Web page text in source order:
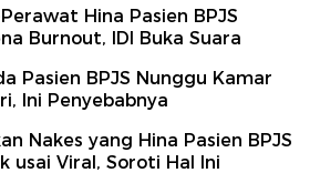
Hina Pasien BPJS
Burnout, IDI Buka Suara
Pasien BPJS Nunggu Kamar
Ini Penyebabnya
Nakes yang Hina Pasien BPJS
usai Viral, Soroti Hal Ini